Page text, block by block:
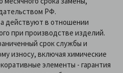
РФ.
действуют в отношении
при производстве изделий.
срок службы и
износу, включая химические
элементы - гарантия